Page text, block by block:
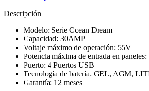
Descripción
Modelo: Serie Ocean Dream
Capacidad: 30AMP
Voltaje máximo de operación: 55V
Potencia máxima de entrada en
Puerto: 4 Puertos USB
Tecnología de batería: GEL, AGM,
Garantía: 12 meses